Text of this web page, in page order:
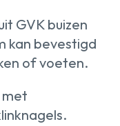
GVK buizen
kan bevestigd
of voeten.
met